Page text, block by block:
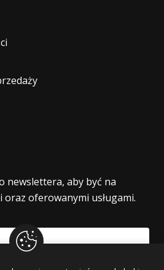
newslettera, aby być na
oraz oferowanymi usługami.